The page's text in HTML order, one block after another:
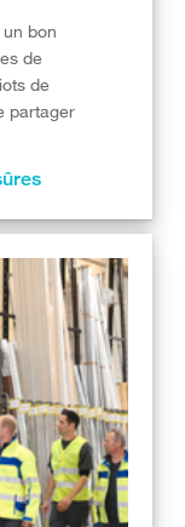
bon
de
de
partager